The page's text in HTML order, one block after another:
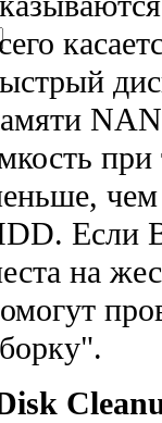
при
Если
на